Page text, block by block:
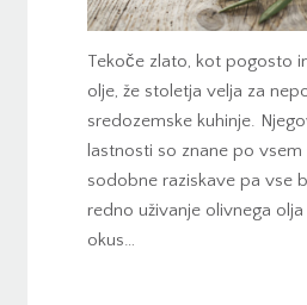
Tekoče zlato, kot pogosto
olje, že stoletja velja za
sredozemske kuhinje.
lastnosti so znane po
sodobne raziskave pa vse
redno uživanje olivnega
okus…